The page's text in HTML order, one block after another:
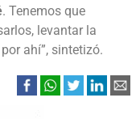
. Tenemos que
levantar la
ahí”, sintetizó.